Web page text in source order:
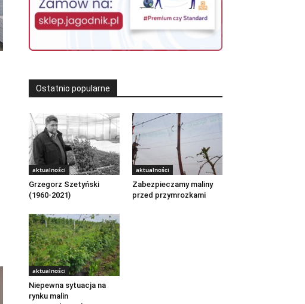
Ostatnio popularne
aktualności
Grzegorz Szetyński
(1960-2021)
aktualności
Zabezpieczamy maliny
przed przymrozkami
aktualności
Niepewna sytuacja na
rynku malin